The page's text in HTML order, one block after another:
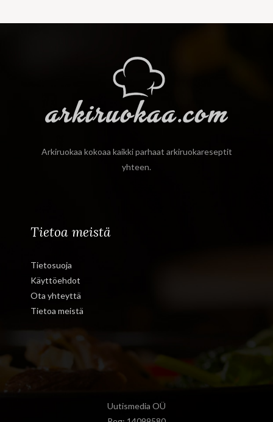
Arkiruokaa kokoaa kaikki parhaat arkiruokareseptit
yhteen.
Tietoa meistä
Tietosuoja
Käyttöehdot
Ota yhteyttä
Tietoa meistä
Uutismedia OÜ